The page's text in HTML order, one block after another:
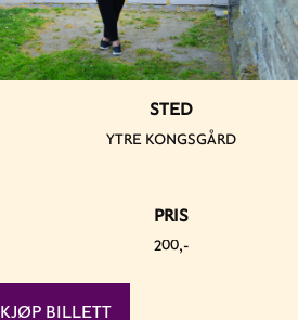
STED
YTRE KONGSGÅRD
PRIS
200,-
KJØP BILLETT